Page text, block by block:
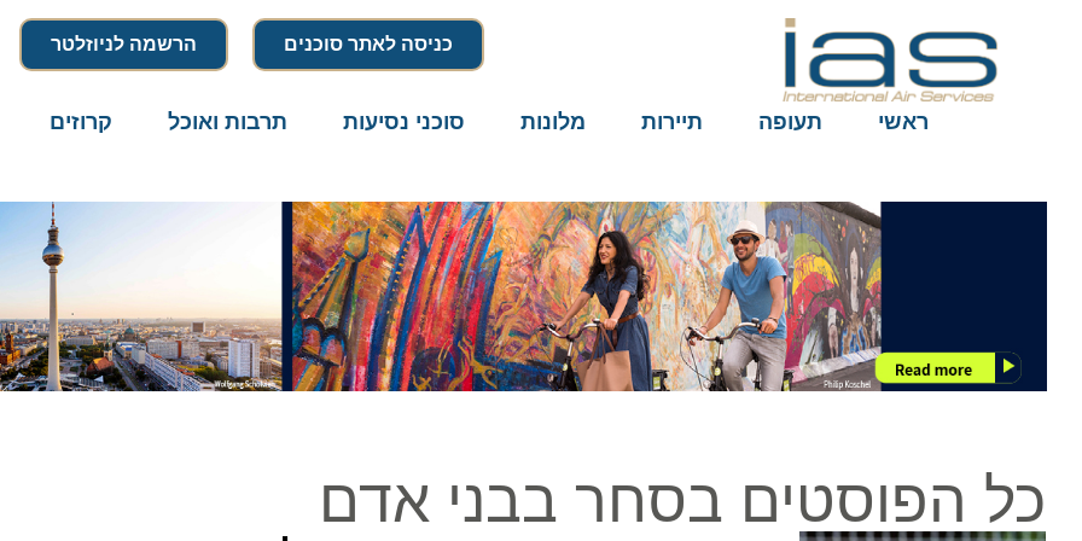
כניסה לאתר סוכנים הרשמה לניוזלטר
ראשי תעופה תיירות מלונות סוכני נסיעות תרבות ואוכל קרוזים
כל הפוסטים בסחר בבני אדם